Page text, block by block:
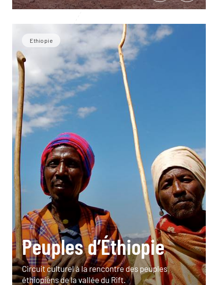
Ethiopie
Peuples d’Éthiopie
Circuit culturel à la rencontre des peuples
éthiopiens de la vallée du Rift.